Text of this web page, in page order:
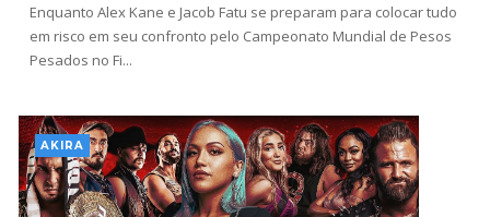
SCSA867- Aug 07 2026
por várias semanas
SCSA867-Aug 06 2026
Enquanto Alex Kane e Jacob Fatu se preparam para colocar tudo
em risco em seu confronto pelo Campeonato Mundial de Pesos
Pesados ​​no Fi...
AKIRA